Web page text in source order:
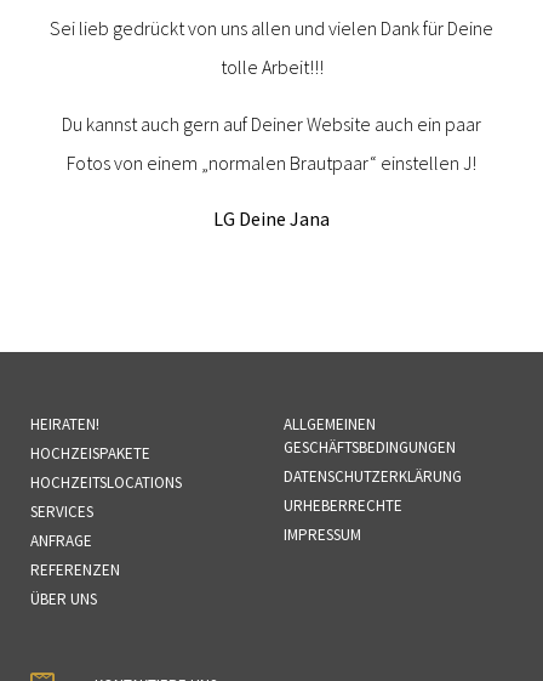
Sei lieb gedrückt von uns allen und vielen Dank für Deine
tolle Arbeit!!!
Du kannst auch gern auf Deiner Website auch ein paar
Fotos von einem „normalen Brautpaar“ einstellen J!
LG Deine Jana
HEIRATEN!
HOCHZEISPAKETE
HOCHZEITSLOCATIONS
SERVICES
ANFRAGE
REFERENZEN
ÜBER UNS
ALLGEMEINEN
GESCHÄFTSBEDINGUNGEN
DATENSCHUTZERKLÄRUNG
URHEBERRECHTE
IMPRESSUM